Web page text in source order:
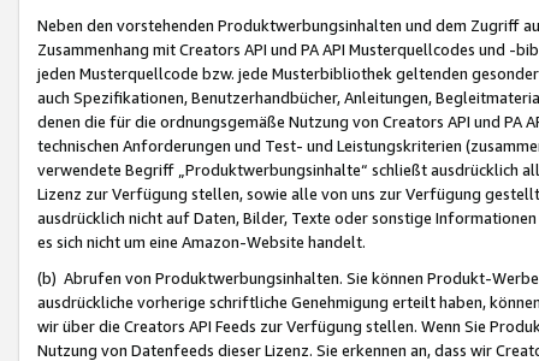
Neben den vorstehenden Produktwerbungsinhalten und dem Zugriff
Zusammenhang mit Creators API und PA API Musterquellcodes und
jeden Musterquellcode bzw. jede Musterbibliothek geltenden
auch Spezifikationen, Benutzerhandbücher, Anleitungen,
denen die für die ordnungsgemäße Nutzung von Creators API und PA
technischen Anforderungen und Test- und Leistungskriterien
verwendete Begriff „Produktwerbungsinhalte“ schließt ausdrücklich
Lizenz zur Verfügung stellen, sowie alle von uns zur Verfügung
ausdrücklich nicht auf Daten, Bilder, Texte oder sonstige
es sich nicht um eine Amazon-Website handelt.
(b) Abrufen von Produktwerbungsinhalten. Sie können Produkt-
ausdrückliche vorherige schriftliche Genehmigung erteilt haben,
wir über die Creators API Feeds zur Verfügung stellen. Wenn Sie
Nutzung von Datenfeeds dieser Lizenz. Sie erkennen an, dass wir